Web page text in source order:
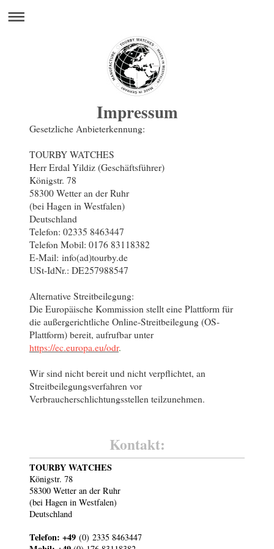
Impressum
Gesetzliche Anbieterkennung:
TOURBY WATCHES
Herr Erdal Yildiz (Geschäftsführer)
Königstr. 78
58300 Wetter an der Ruhr
(bei Hagen in Westfalen)
Deutschland
Telefon: 02335 8463447
Telefon Mobil: 0176 83118382
E-Mail: info(ad)tourby.de
USt-IdNr.: DE257988547
Alternative Streitbeilegung:
Die Europäische Kommission stellt eine Plattform für
die außergerichtliche Online-Streitbeilegung (OS-
Plattform) bereit, aufrufbar unter
https://ec.europa.eu/odr.
Wir sind nicht bereit und nicht verpflichtet, an
Streitbeilegungsverfahren vor
Verbraucherschlichtungsstellen teilzunehmen.
Kontakt:
TOURBY WATCHES
Königstr. 78
58300 Wetter an der Ruhr
(bei Hagen in Westfalen)
Deutschland
Telefon: +49 (0) 2335 8463447